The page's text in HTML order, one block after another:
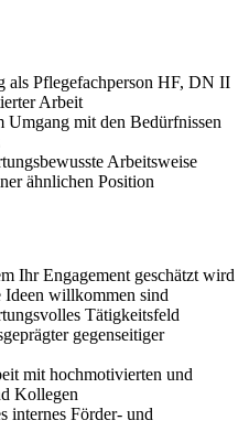
als Pflegefachperson HF, DN II
Arbeit
mit den Bedürfnissen
Arbeitsweise
ähnlichen Position
Ihr Engagement geschätzt wird
willkommen sind
Tätigkeitsfeld
gegenseitiger
mit hochmotivierten und
Kollegen
internes Förder- und